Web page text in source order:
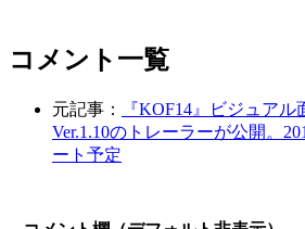
コメント一覧
元記事：
『KOF14』ビジュア
Ver.1.10のトレーラーが公開。
ート予定